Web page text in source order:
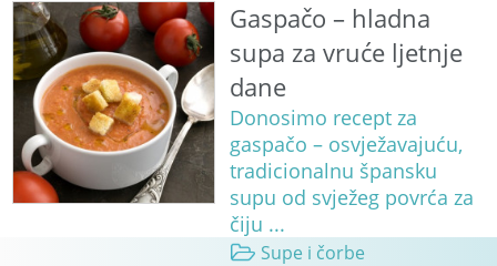
Gaspačo – hladna
supa za vruće ljetnje
dane
Donosimo recept za
gaspačo – osvježavajuću,
tradicionalnu špansku
supu od svježeg povrća za
čiju ...
Supe i čorbe